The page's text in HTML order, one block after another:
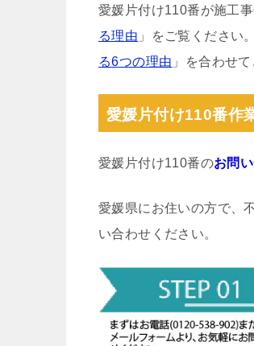
愛媛片付け110番が施工
る理由 」をご覧ください
る6つの理由 」を合わせ
愛媛片付け110番作
愛媛片付け110番のお問
愛媛県にお住いの方で、
い合わせください。